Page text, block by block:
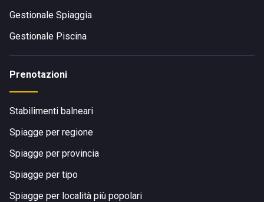
Gestionale Spiaggia
Gestionale Piscina
Prenotazioni
Stabilimenti balneari
Spiagge per regione
Spiagge per provincia
Spiagge per tipo
Spiagge per località più popolari